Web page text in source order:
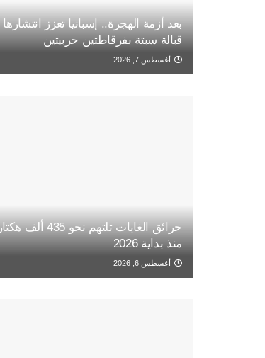
بعد أزمة الهجرة.. إسبانيا تعزز
قبالة سبتة بفرقاطتين حربيتين
أغسطس 7, 2026
حرائق الغابات تلتهم
منذ بداية 2026
أغسطس 6, 2026